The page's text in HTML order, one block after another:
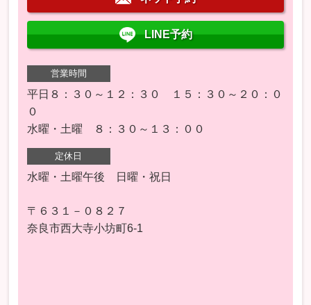
LINE予約
営業時間
平日８：３０～１２：３０ １５：３０～２０：０
０
水曜・土曜 ８：３０～１３：００
定休日
水曜・土曜午後 日曜・祝日
〒６３１－０８２７
奈良市西大寺小坊町6-1